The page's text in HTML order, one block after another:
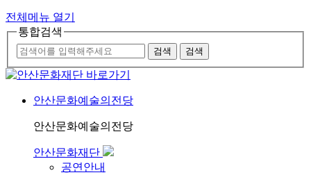
전체메뉴 열기
통합검색
안산문화예술의전당
안산문화예술의전당
안산문화재단
공연안내